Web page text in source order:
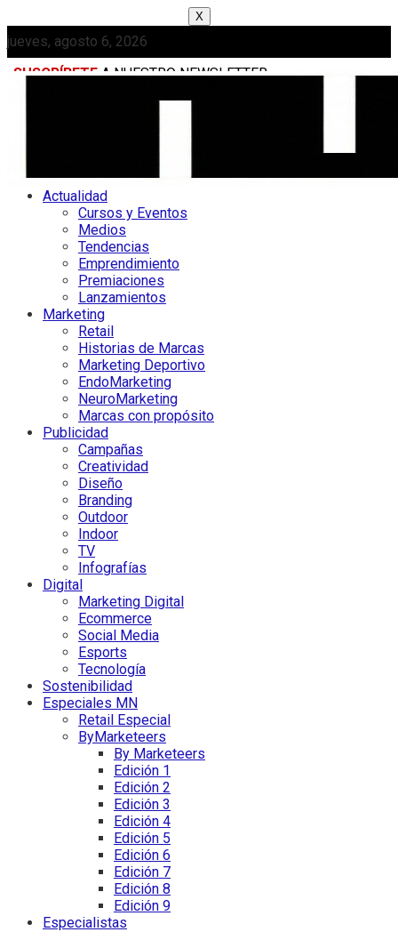
X
jueves, agosto 6, 2026
SUSCRÍBETE A NUESTRO NEWSLETTER
Actualidad
Cursos y Eventos
Medios
Tendencias
Emprendimiento
Premiaciones
Lanzamientos
Marketing
Retail
Historias de Marcas
Marketing Deportivo
EndoMarketing
NeuroMarketing
Marcas con propósito
Publicidad
Campañas
Creatividad
Diseño
Branding
Outdoor
Indoor
TV
Infografías
Digital
Marketing Digital
Ecommerce
Social Media
Esports
Tecnología
Sostenibilidad
Especiales MN
Retail Especial
ByMarketeers
By Marketeers
Edición 1
Edición 2
Edición 3
Edición 4
Edición 5
Edición 6
Edición 7
Edición 8
Edición 9
Especialistas